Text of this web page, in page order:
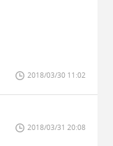
2018/03/30 11:02
2018/03/31 20:08